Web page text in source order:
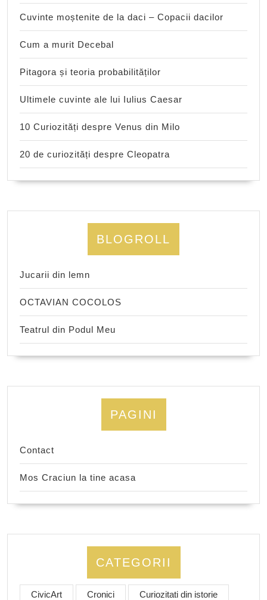
Cuvinte moștenite de la daci – Copacii dacilor
Cum a murit Decebal
Pitagora și teoria probabilităților
Ultimele cuvinte ale lui Iulius Caesar
10 Curiozități despre Venus din Milo
20 de curiozități despre Cleopatra
BLOGROLL
Jucarii din lemn
OCTAVIAN COCOLOS
Teatrul din Podul Meu
PAGINI
Contact
Mos Craciun la tine acasa
CATEGORII
CivicArt Cronici Curiozitati din istorie